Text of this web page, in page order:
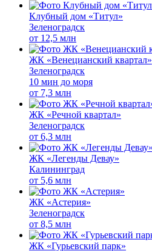
Клубный дом «Титул»
Зеленоградск
от 12,5 млн
ЖК «Венецианский квартал»
Зеленоградск
10 мин до моря
от 7,3 млн
ЖК «Речной квартал»
Зеленоградск
от 6,3 млн
ЖК «Легенды Девау»
Калининград
от 5,6 млн
ЖК «Астерия»
Зеленоградск
от 8,5 млн
ЖК «Гурьевский парк»